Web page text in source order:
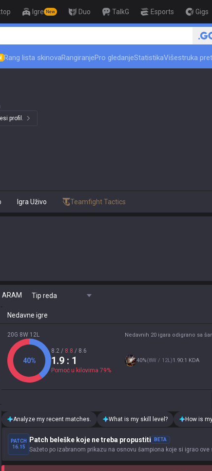
Igre New Duo TalkG Esports Gigs
Rang lista skinovaRangiranjePro gledanjeStatistikaVišestruka
profil.
Igra Uživo Teamfight Tactics
ARAM Tip reda
Nedavne igre
20G 8W 12L
40%
8.2 / 8.8 / 8.6
1.9 : 1
Pomoć u kilovima 79%
Nedavnih 20 igara odigrano sa
40%(8W / 12L)1.90:1 KDA
Analyze my recent matches. What is my skill level? How is
PATCH
16.15
Patch beleške koje ne treba propustiti BETA
Sažeto po izabranom prikazu na osnovu šampiona koje si igrao